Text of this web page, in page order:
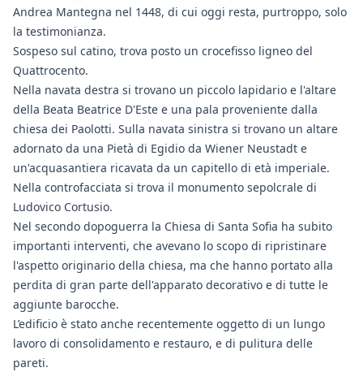
Andrea Mantegna nel 1448, di cui oggi resta, purtroppo, solo
la testimonianza.
Sospeso sul catino, trova posto un crocefisso ligneo del
Quattrocento.
Nella navata destra si trovano un piccolo lapidario e l'altare
della Beata Beatrice D'Este e una pala proveniente dalla
chiesa dei Paolotti. Sulla navata sinistra si trovano un altare
adornato da una Pietà di Egidio da Wiener Neustadt e
un'acquasantiera ricavata da un capitello di età imperiale.
Nella controfacciata si trova il monumento sepolcrale di
Ludovico Cortusio.
Nel secondo dopoguerra la Chiesa di Santa Sofia ha subito
importanti interventi, che avevano lo scopo di ripristinare
l'aspetto originario della chiesa, ma che hanno portato alla
perdita di gran parte dell'apparato decorativo e di tutte le
aggiunte barocche.
L’edificio è stato anche recentemente oggetto di un lungo
lavoro di consolidamento e restauro, e di pulitura delle
pareti.